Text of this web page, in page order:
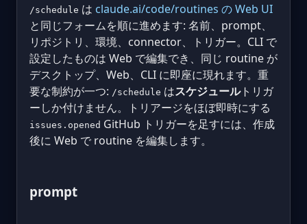
/schedule は claude.ai/code/routines の Web UI
と同じフォームを順に進めます: 名前、prompt、
リポジトリ、環境、connector、トリガー。CLI で
設定したものは Web で編集でき、同じ routine が
デスクトップ、Web、CLI に即座に現れます。重
要な制約が一つ: /schedule はスケジュールトリガ
ーしか付けません。トリアージをほぼ即時にする
issues.opened GitHub トリガーを足すには、作成
後に Web で routine を編集します。
prompt